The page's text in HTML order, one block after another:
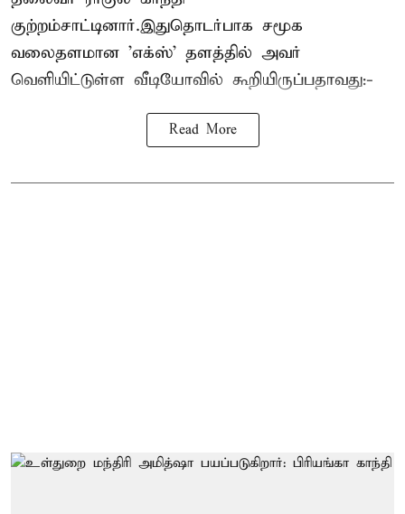
குற்றம்சாட்டினார்.இதுதொடர்பாக சமூக
வலைதளமான 'எக்ஸ்' தளத்தில் அவர்
வெளியிட்டுள்ள வீடியோவில் கூறியிருப்பதாவது:-
Read More